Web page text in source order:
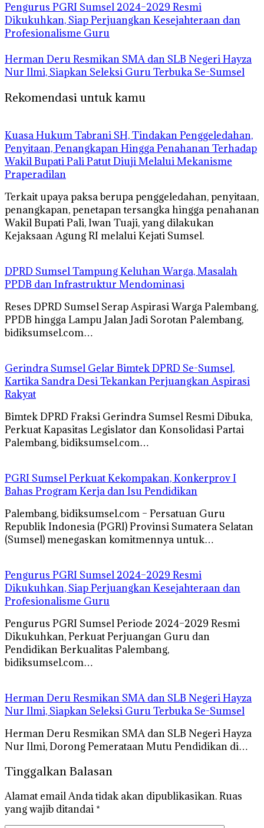
Pengurus PGRI Sumsel 2024–2029 Resmi
Dikukuhkan, Siap Perjuangkan Kesejahteraan dan
Profesionalisme Guru
Herman Deru Resmikan SMA dan SLB Negeri Hayza
Nur Ilmi, Siapkan Seleksi Guru Terbuka Se-Sumsel
Rekomendasi untuk kamu
‎Kuasa Hukum Tabrani SH, Tindakan Penggeledahan,
Penyitaan, Penangkapan Hingga Penahanan Terhadap
Wakil Bupati Pali Patut Diuji Melalui Mekanisme
Praperadilan
Terkait upaya paksa berupa penggeledahan, penyitaan,
penangkapan, penetapan tersangka hingga penahanan
Wakil Bupati Pali, Iwan Tuaji, yang dilakukan
Kejaksaan Agung RI melalui Kejati Sumsel.
DPRD Sumsel Tampung Keluhan Warga, Masalah
PPDB dan Infrastruktur Mendominasi
Reses DPRD Sumsel Serap Aspirasi Warga Palembang,
PPDB hingga Lampu Jalan Jadi Sorotan Palembang,
bidiksumsel.com…
Gerindra Sumsel Gelar Bimtek DPRD Se-Sumsel,
Kartika Sandra Desi Tekankan Perjuangkan Aspirasi
Rakyat
Bimtek DPRD Fraksi Gerindra Sumsel Resmi Dibuka,
Perkuat Kapasitas Legislator dan Konsolidasi Partai
Palembang, bidiksumsel.com…
PGRI Sumsel Perkuat Kekompakan, Konkerprov I
Bahas Program Kerja dan Isu Pendidikan
Palembang, bidiksumsel.com – Persatuan Guru
Republik Indonesia (PGRI) Provinsi Sumatera Selatan
(Sumsel) menegaskan komitmennya untuk…
Pengurus PGRI Sumsel 2024–2029 Resmi
Dikukuhkan, Siap Perjuangkan Kesejahteraan dan
Profesionalisme Guru
Pengurus PGRI Sumsel Periode 2024–2029 Resmi
Dikukuhkan, Perkuat Perjuangan Guru dan
Pendidikan Berkualitas Palembang,
bidiksumsel.com…
Herman Deru Resmikan SMA dan SLB Negeri Hayza
Nur Ilmi, Siapkan Seleksi Guru Terbuka Se-Sumsel
Herman Deru Resmikan SMA dan SLB Negeri Hayza
Nur Ilmi, Dorong Pemerataan Mutu Pendidikan di…
Tinggalkan Balasan
Alamat email Anda tidak akan dipublikasikan.Ruas
yang wajib ditandai *